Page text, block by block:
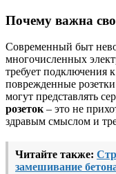
Почему важна
Современный быт
многочисленных
требует подключения
поврежденные
могут представлять
розеток – это не
здравым смыслом и
Читайте также:
замешивание